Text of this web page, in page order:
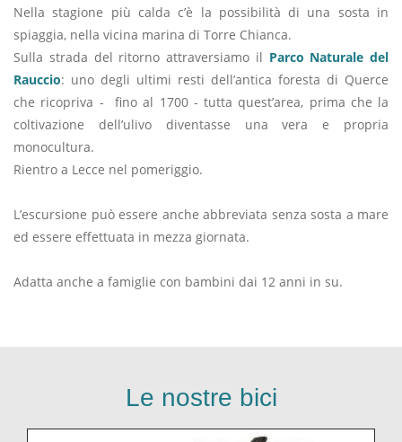
Nella stagione più calda c’è la possibilità di una sosta in
spiaggia, nella vicina marina di Torre Chianca.
Sulla strada del ritorno attraversiamo il Parco Naturale del
Rauccio: uno degli ultimi resti dell’antica foresta di Querce
che ricopriva - fino al 1700 - tutta quest’area, prima che la
coltivazione dell’ulivo diventasse una vera e propria
monocultura.
Rientro a Lecce nel pomeriggio.
L’escursione può essere anche abbreviata senza sosta a mare
ed essere effettuata in mezza giornata.
Adatta anche a famiglie con bambini dai 12 anni in su.
Le nostre bici